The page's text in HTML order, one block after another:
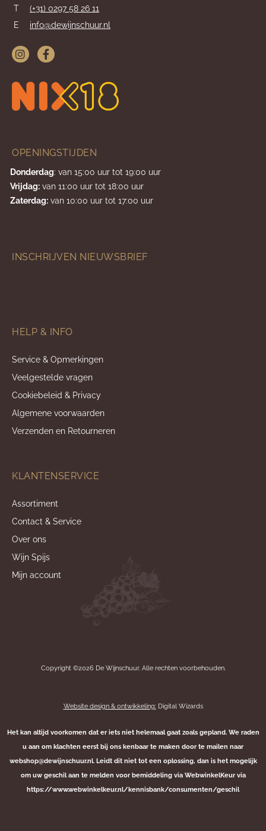
T
(+31) 0297 58 26 11
E
info@dewijnschuur.nl
OPENINGSTIJDEN
Donderdag: van 15:00 uur tot 19:00 uur
Vrijdag: van 11:00 uur tot 18:00 uur
Zaterdag: van 10:00 uur tot 17:00 uur
INSCHRIJVEN NIEUWSBRIEF
HELP & INFO
Service & Opmerkingen
Veelgestelde vragen
Cookiebeleid & Privacy
Algemene voorwaarden
Verzenden en Retourneren
KLANTENSERVICE
Assortiment
Contact & Service
Over ons
Wijn Spijs
Mijn account
Copyright ©2026 De Wijnschuur. Alle rechten voorbehouden.
Website design & ontwikkeling:Digital Wizards
Het kan altijd voorkomen dat er iets niet helemaal gaat zoals gepland. We raden
u aan om klachten eerst bij ons kenbaar te maken door te mailen naar
webshop@dewijnschuur.nl. Leidt dit niet tot een oplossing, dan is het mogelijk
om uw geschil aan te melden voor bemiddeling via WebwinkelKeur via
https://www.webwinkelkeur.nl/kennisbank/consumenten/geschil